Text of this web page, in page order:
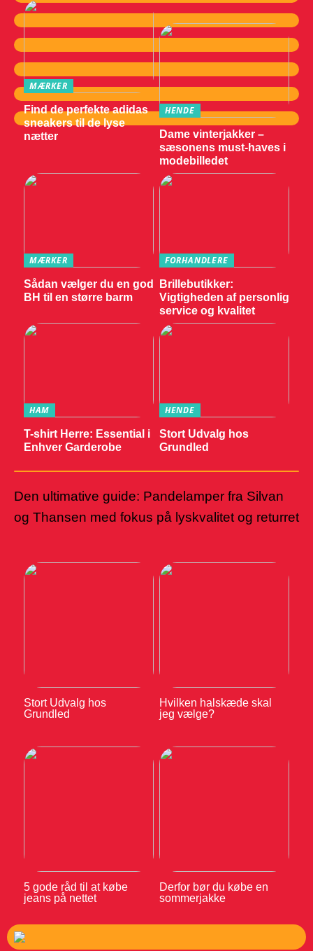
MÆRKER
Find de perfekte adidas
sneakers til de lyse
nætter
HENDE
Dame vinterjakker –
sæsonens must-haves i
modebilledet
MÆRKER
Sådan vælger du en god
BH til en større barm
FORHANDLERE
Brillebutikker:
Vigtigheden af personlig
service og kvalitet
HAM
T-shirt Herre: Essential i
Enhver Garderobe
HENDE
Stort Udvalg hos
Grundled
Den ultimative guide: Pandelamper fra Silvan
og Thansen med fokus på lyskvalitet og returret
Stort Udvalg hos
Grundled
Hvilken halskæde skal
jeg vælge?
5 gode råd til at købe
jeans på nettet
Derfor bør du købe en
sommerjakke